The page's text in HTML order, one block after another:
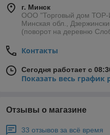
г. Минск
ООО "Торговый дом ТОР-
Минская обл.,
(поворот на деревню
Контакты
Сегодня работает с
Показать весь график
Отзывы о магазине
33 отзывов за всё время